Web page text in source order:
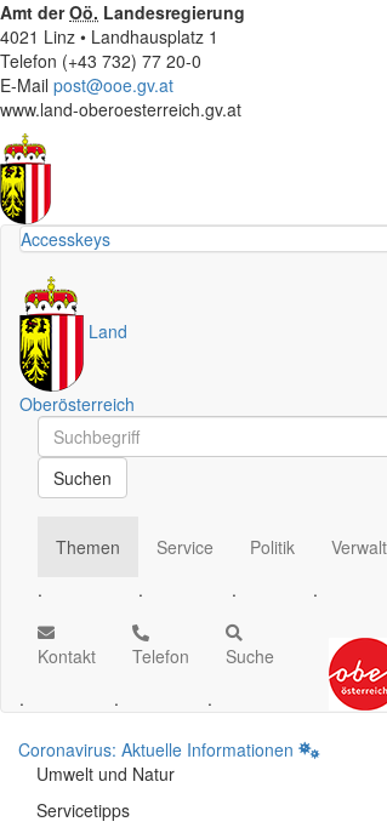
Amt derOö. Landesregierung
4021 Linz • Landhausplatz 1
Telefon (+43 732) 77 20-0
E-Mail post@ooe.gv.at
www.land-oberoesterreich.gv.at
Accesskeys
Land
Oberösterreich
Schnellsuche
Schnellsuche
Suchen
Themen
.
Service
.
Politik
.
.
Kontakt
.
Telefon
.
Suche
.
Coronavirus: Aktuelle Informationen
Umwelt und Natur
Servicetipps